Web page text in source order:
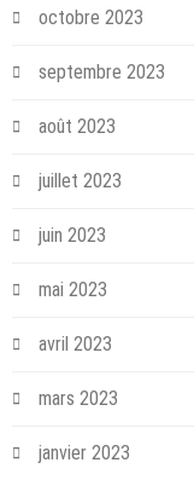
octobre 2023
septembre 2023
août 2023
juillet 2023
juin 2023
mai 2023
avril 2023
mars 2023
janvier 2023